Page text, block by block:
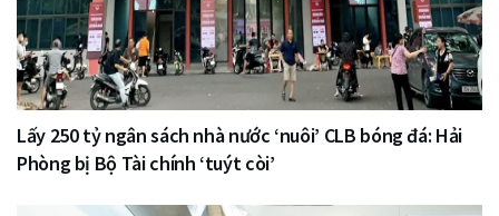
Lấy 250 tỷ ngân sách nhà nước ‘nuôi’ CLB bóng đá: Hải
Phòng bị Bộ Tài chính ‘tuýt còi’